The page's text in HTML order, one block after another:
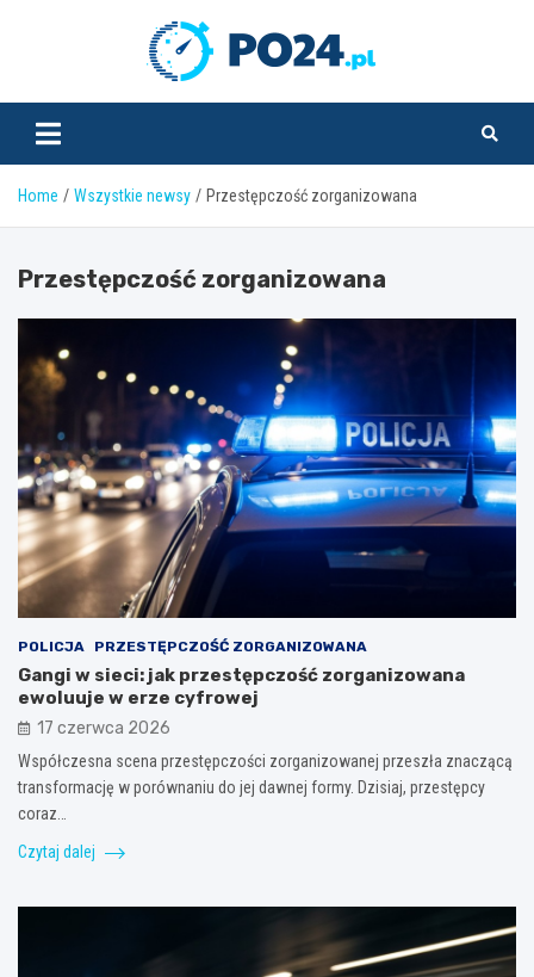
Home Wszystkie newsy Przestępczość zorganizowana
Przestępczość zorganizowana
POLICJA PRZESTĘPCZOŚĆ ZORGANIZOWANA
Gangi w sieci: jak przestępczość zorganizowana
ewoluuje w erze cyfrowej
17 czerwca 2026
Współczesna scena przestępczości zorganizowanej przeszła znaczącą
transformację w porównaniu do jej dawnej formy. Dzisiaj, przestępcy
coraz…
Czytaj dalej